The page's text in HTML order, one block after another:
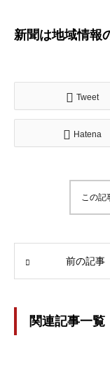
新聞は地域情報
Tweet
Hatena
この記
前の記事
関連記事一覧